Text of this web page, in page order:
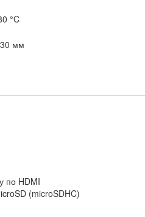
°C
мм
по HDMI
(microSDHC)